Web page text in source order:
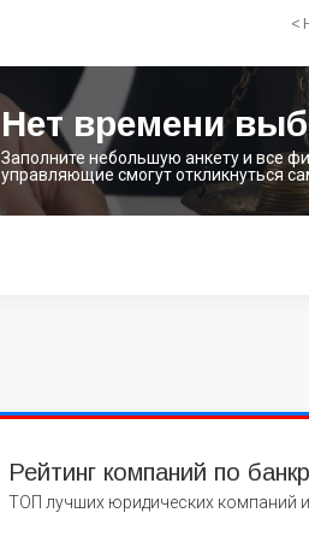
<
Нет времени
Заполните небольшую анкету и все
управляющие смогут откликнуться
Рейтинг компаний по
ТОП лучших юридических компаний